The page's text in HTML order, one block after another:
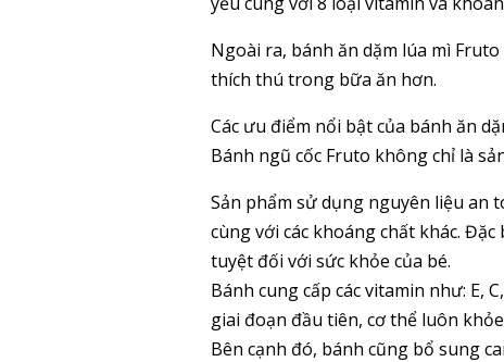
Ngoài ra, bánh ăn dặm lúa mì
thích thú trong bữa ăn hơn.
Các ưu điểm nổi bật của bánh ăn
Bánh ngũ cốc Fruto không chỉ là
Sản phẩm sử dụng nguyên liệu an
cùng với các khoáng chất khác.
tuyệt đối với sức khỏe của bé.
Bánh cung cấp các vitamin như: E,
giai đoạn đầu tiên, cơ thể luôn
Bên cạnh đó, bánh cũng bổ sung